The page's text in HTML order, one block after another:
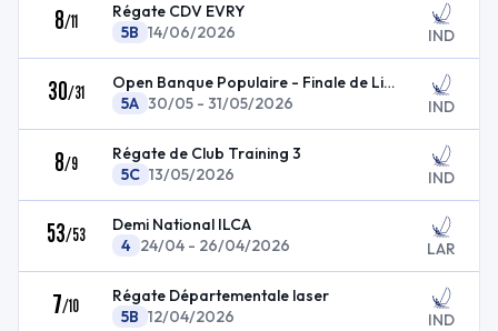
8/11
Régate CDV EVRY
5B 14/06/2026 IND
30/31
Open Banque Populaire - Finale de Ligue
5A 30/05 - 31/05/2026 IND
8/9
Régate de Club Training 3
5C 13/05/2026 IND
53/53
Demi National ILCA
4 24/04 - 26/04/2026 LAR
7/10
Régate Départementale laser
5B 12/04/2026 IND